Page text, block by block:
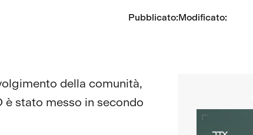
Pubblicato:Modificato:
della comunità,
è stato messo in secondo